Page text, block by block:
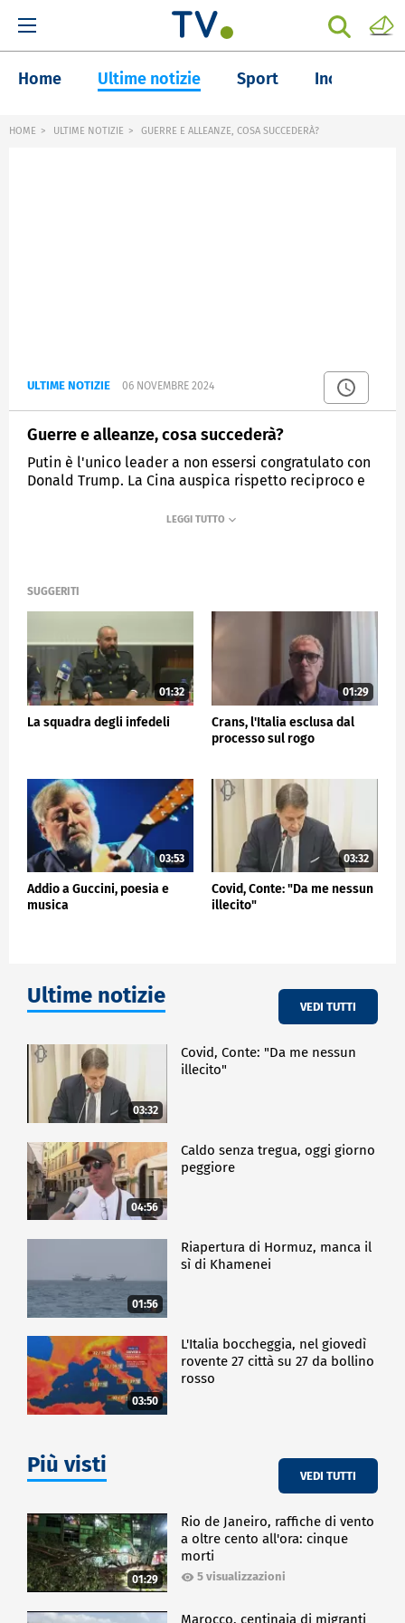
Home Ultime notizie Sport Inchieste
HOME ULTIME NOTIZIE GUERRE E ALLEANZE, COSA SUCCEDERÀ?
ULTIME NOTIZIE 06 NOVEMBRE 2024
Guerre e alleanze, cosa succederà?
Putin è l'unico leader a non essersi congratulato con
Donald Trump. La Cina auspica rispetto reciproco e
SUGGERITI
01:32
La squadra degli infedeli
01:29
Crans, l'Italia esclusa dal
processo sul rogo
03:53
Addio a Guccini, poesia e
musica
03:32
Covid, Conte: "Da me nessun
illecito"
Ultime notizie VEDI TUTTI
03:32
Covid, Conte: "Da me nessun
illecito"
04:56
Caldo senza tregua, oggi giorno
peggiore
01:56
Riapertura di Hormuz, manca il
sì di Khamenei
03:50
L'Italia boccheggia, nel giovedì
rovente 27 città su 27 da bollino
rosso
Più visti VEDI TUTTI
01:29
Rio de Janeiro, raffiche di vento
a oltre cento all'ora: cinque
morti
5 visualizzazioni
Marocco, centinaia di migranti